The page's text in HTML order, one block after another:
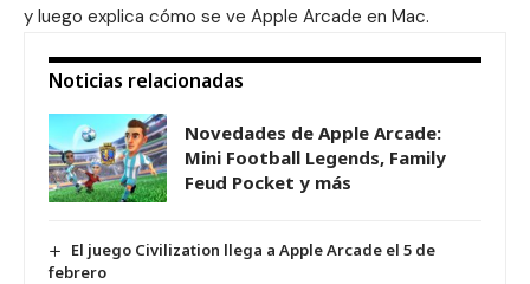
y luego explica cómo se ve Apple Arcade en Mac.
Noticias relacionadas
Novedades de Apple Arcade:
Mini Football Legends, Family
Feud Pocket y más
El juego Civilization llega a Apple Arcade el 5 de
febrero